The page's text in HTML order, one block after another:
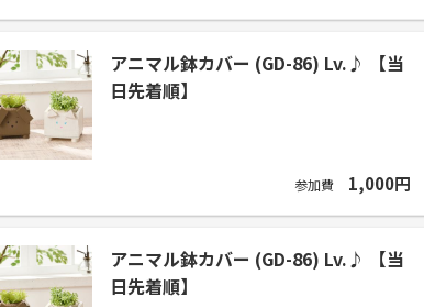
アニマル鉢カバー (GD-86) Lv.♪ 【当
日先着順】
参加費 1,000円
アニマル鉢カバー (GD-86) Lv.♪ 【当
日先着順】